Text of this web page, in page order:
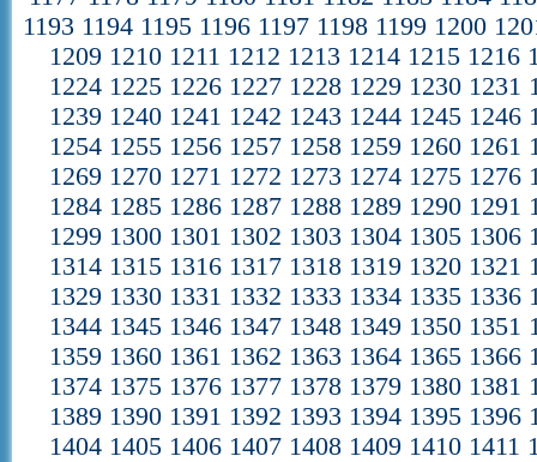
1193 1194 1195 1196 1197 1198 1199 1200
1209 1210 1211 1212 1213 1214 1215 1216
1224 1225 1226 1227 1228 1229 1230 1231
1239 1240 1241 1242 1243 1244 1245 1246
1254 1255 1256 1257 1258 1259 1260 1261
1269 1270 1271 1272 1273 1274 1275 1276
1284 1285 1286 1287 1288 1289 1290 1291
1299 1300 1301 1302 1303 1304 1305 1306
1314 1315 1316 1317 1318 1319 1320 1321
1329 1330 1331 1332 1333 1334 1335 1336
1344 1345 1346 1347 1348 1349 1350 1351
1359 1360 1361 1362 1363 1364 1365 1366
1374 1375 1376 1377 1378 1379 1380 1381
1389 1390 1391 1392 1393 1394 1395 1396
1404 1405 1406 1407 1408 1409 1410 1411